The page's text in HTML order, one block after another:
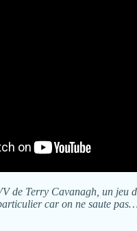
de Terry Cavanagh, un jeu
car on ne saute